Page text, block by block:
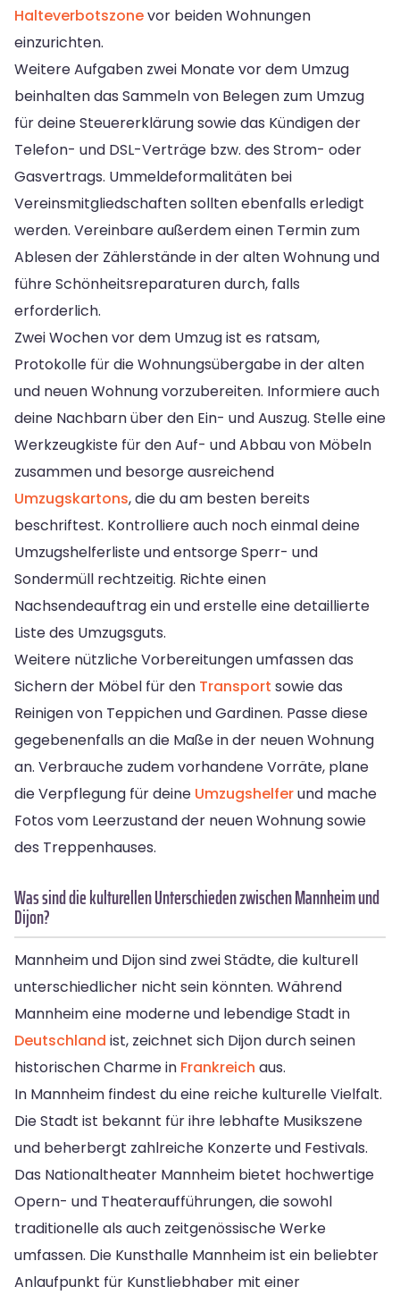
Halteverbotszonevor beiden Wohnungen
einzurichten.
Weitere Aufgaben zwei Monate vor dem Umzug
beinhalten das Sammeln von Belegen zum Umzug
für deine Steuererklärung sowie das Kündigen der
Telefon- und DSL-Verträge bzw. des Strom- oder
Gasvertrags. Ummeldeformalitäten bei
Vereinsmitgliedschaften sollten ebenfalls erledigt
werden. Vereinbare außerdem einen Termin zum
Ablesen der Zählerstände in der alten Wohnung und
führe Schönheitsreparaturen durch, falls
erforderlich.
Zwei Wochen vor dem Umzug ist es ratsam,
Protokolle für die Wohnungsübergabe in der alten
und neuen Wohnung vorzubereiten. Informiere auch
deine Nachbarn über den Ein- und Auszug. Stelle eine
Werkzeugkiste für den Auf- und Abbau von Möbeln
zusammen und besorge ausreichend
Umzugskartons, die du am besten bereits
beschriftest. Kontrolliere auch noch einmal deine
Umzugshelferliste und entsorge Sperr- und
Sondermüll rechtzeitig. Richte einen
Nachsendeauftrag ein und erstelle eine detaillierte
Liste des Umzugsguts.
Weitere nützliche Vorbereitungen umfassen das
Sichern der Möbel für den Transport sowie das
Reinigen von Teppichen und Gardinen. Passe diese
gegebenenfalls an die Maße in der neuen Wohnung
an. Verbrauche zudem vorhandene Vorräte, plane
die Verpflegung für deine Umzugshelferund mache
Fotos vom Leerzustand der neuen Wohnung sowie
des Treppenhauses.
Was sind die kulturellen Unterschieden zwischen Mannheim und
Dijon?
Mannheim und Dijon sind zwei Städte, die kulturell
unterschiedlicher nicht sein könnten. Während
Mannheim eine moderne und lebendige Stadt in
Deutschland ist, zeichnet sich Dijon durch seinen
historischen Charme in Frankreich aus.
In Mannheim findest du eine reiche kulturelle Vielfalt.
Die Stadt ist bekannt für ihre lebhafte Musikszene
und beherbergt zahlreiche Konzerte und Festivals.
Das Nationaltheater Mannheim bietet hochwertige
Opern- und Theateraufführungen, die sowohl
traditionelle als auch zeitgenössische Werke
umfassen. Die Kunsthalle Mannheim ist ein beliebter
Anlaufpunkt für Kunstliebhaber mit einer